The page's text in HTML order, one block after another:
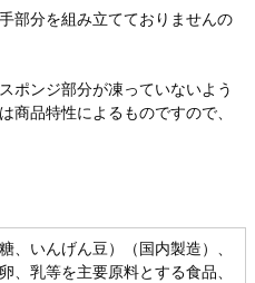
部分を組み立てておりませんの
ポンジ部分が凍っていないよう
商品特性によるものですので、
、いんげん豆）（国内製造）、
、乳等を主要原料とする食品、